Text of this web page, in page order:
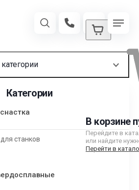
В корзине
Перейдите в
или найдите
Перейти в
Категории
станков